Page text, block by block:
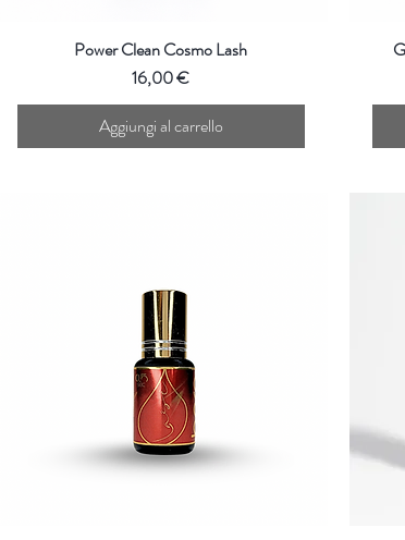
Power Clean Cosmo Lash
Prezzo
16,00 €
Aggiungi al carrello